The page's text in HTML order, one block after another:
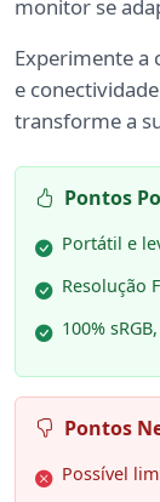
monitor se
Experimente a
e
transforme a
Pontos
Portátil e
Resolução
100%
Pontos
Possível